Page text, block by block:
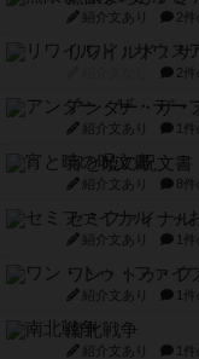
紹介文あり 2件
リワイルド：サ
2件
アンダー・ザ・
紹介文あり 1
宵と暁の呪文書
紹介文あり 8
セミファイナ
紹介文あり 1
ワン・トゥ・フ
紹介文あり 1
南北戦争
紹介文あり 1